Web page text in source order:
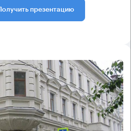
презентацию